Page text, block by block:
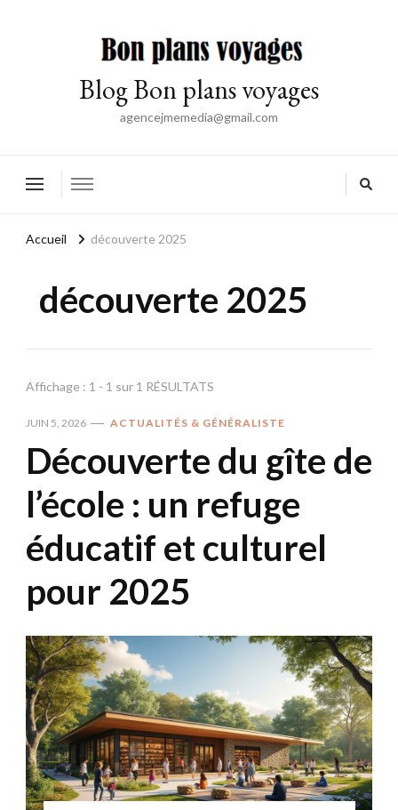
Blog Bon plans voyages
agencejmemedia@gmail.com
Accueil découverte 2025
découverte 2025
Affichage : 1 - 1 sur 1 RÉSULTATS
JUIN 5, 2026 ACTUALITÉS & GÉNÉRALISTE
Découverte du gîte de
l’école : un refuge
éducatif et culturel
pour 2025